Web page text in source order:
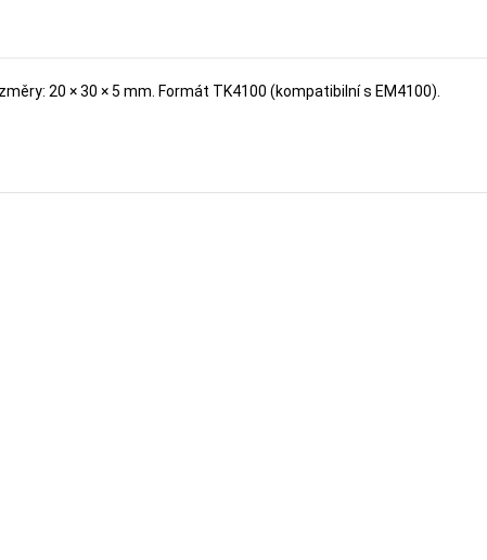
20 × 30 × 5 mm. Formát TK4100 (kompatibilní s EM4100).